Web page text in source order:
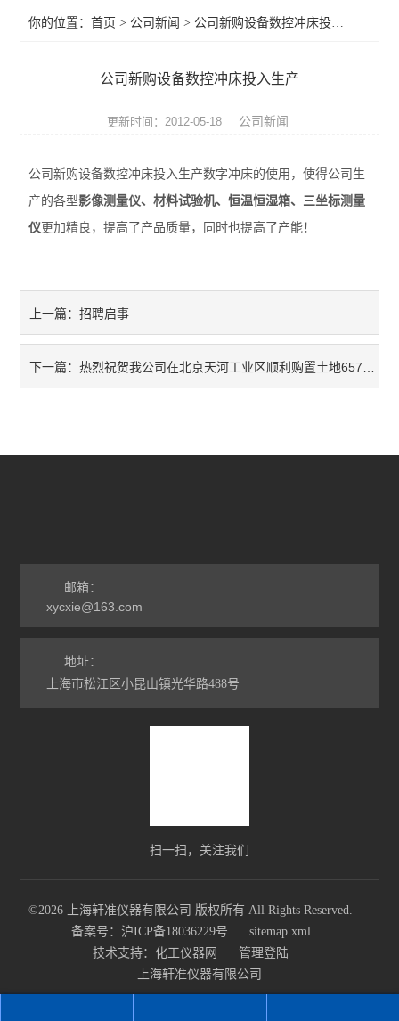
你的位置：首页 > 公司新闻 > 公司新购设备数控冲床投入生产
公司新购设备数控冲床投入生产
更新时间：2012-05-18 公司新闻
公司新购设备数控冲床投入生产数字冲床的使用，使得公司生
产的各型影像测量仪、材料试验机、恒温恒湿箱、三坐标测量
仪更加精良，提高了产品质量，同时也提高了产能！
上一篇：招聘启事
下一篇：热烈祝贺我公司在北京天河工业区顺利购置土地6574.6方米
邮箱：
xycxie@163.com
地址：
上海市松江区小昆山镇光华路488号
扫一扫，关注我们
©2026 上海轩准仪器有限公司 版权所有 All Rights Reserved.
备案号：沪ICP备18036229号
sitemap.xml
技术支持： 化工仪器网 管理登陆
上海轩准仪器有限公司